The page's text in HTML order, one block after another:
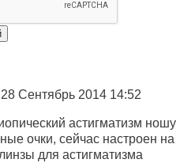
Сентябрь 2014 14:52
астигматизм ношу
очки, сейчас настроен на
для астигматизма